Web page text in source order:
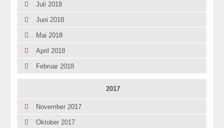
Juli 2018
Juni 2018
Mai 2018
April 2018
Februar 2018
2017
November 2017
Oktober 2017